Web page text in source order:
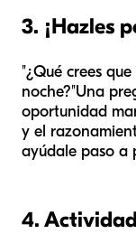
3. ¡Hazles
"¿Qué crees
noche?"Una
oportunidad
y el
ayúdale paso a
4.